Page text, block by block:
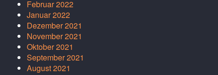
Februar 2022
Januar 2022
Dezember 2021
November 2021
Oktober 2021
September 2021
August 2021